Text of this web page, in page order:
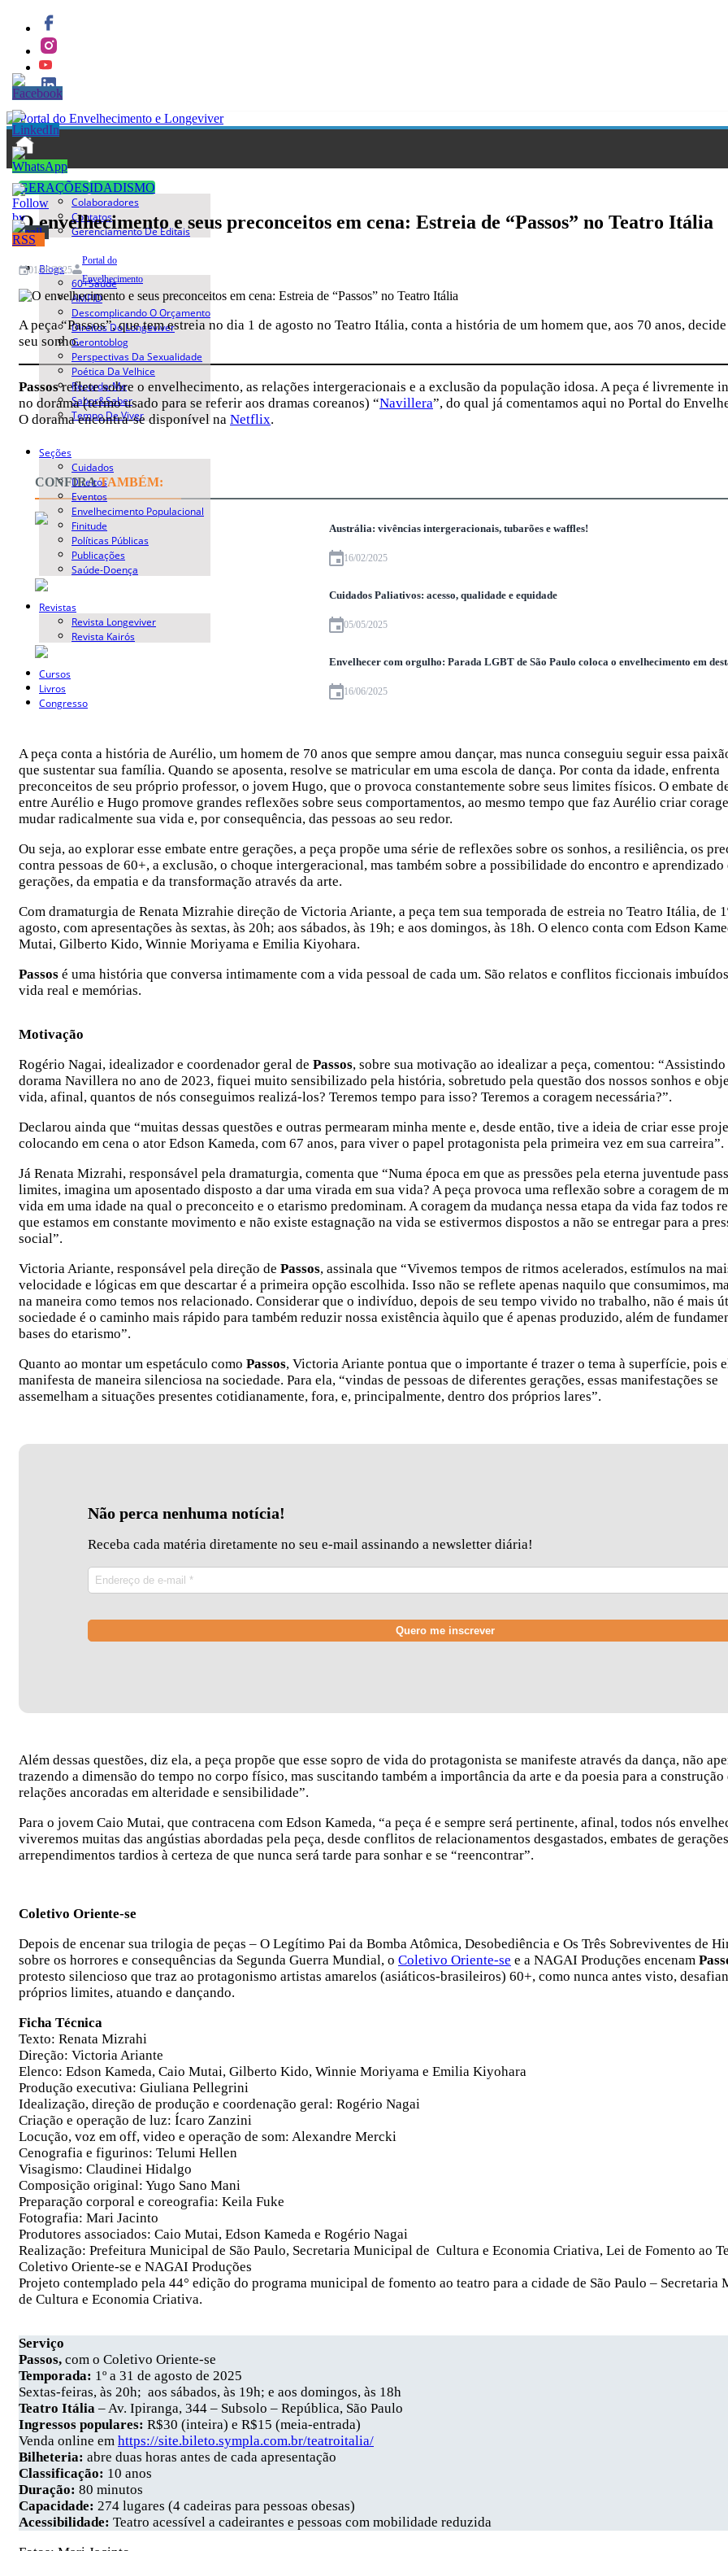
Quem Somos
Colaboradores
Contatos
Gerenciamento De Editais
Blogs
60+saúde
AMPID
Descomplicando O Orçamento
Direitos Do Longeviver
Gerontoblog
Perspectivas Da Sexualidade
Poética Da Velhice
Recorda-Me
Sabor&Saber
Tempo De Viver
Seções
Cuidados
Direitos
Eventos
Envelhecimento Populacional
Finitude
Políticas Públicas
Publicações
Saúde-Doença
Revistas
Revista Longeviver
Revista Kairós
Cursos
Livros
Congresso
GERAÇÕESIDADISMO
O envelhecimento e seus preconceitos em cena: Estreia de “Passos” no Teatro Itália
01/08/2025
Portal do
Envelhecimento
A peça “Passos”, que tem estreia no dia 1 de agosto no Teatro Itália, conta a história de um homem que, aos 70 anos,
seu sonho.
Passosreflete sobre o envelhecimento, as relações intergeracionais e a exclusão da população idosa. A peça é livremente
no dorama (termo usado para se referir aos dramas coreanos) “Navillera”, do qual já comentamos aqui no Portal do
O dorama encontra-se disponível na Netflix.
CONFIRATAMBÉM:
Austrália: vivências intergeracionais, tubarões e waffles!
16/02/2025
Cuidados Paliativos: acesso, qualidade e equidade
05/05/2025
Envelhecer com orgulho: Parada LGBT de São Paulo coloca o envelhecimento em
16/06/2025
A peça conta a história de Aurélio, um homem de 70 anos que sempre amou dançar, mas nunca conseguiu seguir essa
que sustentar sua família. Quando se aposenta, resolve se matricular em uma escola de dança. Por conta da idade, enfrenta
preconceitos de seu próprio professor, o jovem Hugo, que o provoca constantemente sobre seus limites físicos. O embate
entre Aurélio e Hugo promove grandes reflexões sobre seus comportamentos, ao mesmo tempo que faz Aurélio criar
mudar radicalmente sua vida e, por consequência, das pessoas ao seu redor.
Ou seja, ao explorar esse embate entre gerações, a peça propõe uma série de reflexões sobre os sonhos, a resiliência, os
contra pessoas de 60+, a exclusão, o choque intergeracional, mas também sobre a possibilidade do encontro e aprendizado
gerações, da empatia e da transformação através da arte.
Com dramaturgia de Renata Mizrahie direção de Victoria Ariante, a peça tem sua temporada de estreia no Teatro Itália, de
agosto, com apresentações às sextas, às 20h; aos sábados, às 19h; e aos domingos, às 18h. O elenco conta com Edson
Mutai, Gilberto Kido, Winnie Moriyama e Emilia Kiyohara.
Passos é uma história que conversa intimamente com a vida pessoal de cada um. São relatos e conflitos ficcionais
vida real e memórias.
Motivação
Rogério Nagai, idealizador e coordenador geral de Passos, sobre sua motivação ao idealizar a peça, comentou: “Assistindo
dorama Navillera no ano de 2023, fiquei muito sensibilizado pela história, sobretudo pela questão dos nossos sonhos e
vida, afinal, quantos de nós conseguimos realizá-los? Teremos tempo para isso? Teremos a coragem necessária?”.
Declarou ainda que “muitas dessas questões e outras permearam minha mente e, desde então, tive a ideia de criar esse
colocando em cena o ator Edson Kameda, com 67 anos, para viver o papel protagonista pela primeira vez em sua carreira”.
Já Renata Mizrahi, responsável pela dramaturgia, comenta que “Numa época em que as pressões pela eterna juventude
limites, imagina um aposentado disposto a dar uma virada em sua vida? A peça provoca uma reflexão sobre a coragem de
vida em uma idade na qual o preconceito e o etarismo predominam. A coragem da mudança nessa etapa da vida faz todos
que estamos em constante movimento e não existe estagnação na vida se estivermos dispostos a não se entregar para a
social”.
Victoria Ariante, responsável pela direção de Passos, assinala que “Vivemos tempos de ritmos acelerados, estímulos na
velocidade e lógicas em que descartar é a primeira opção escolhida. Isso não se reflete apenas naquilo que consumimos,
na maneira como temos nos relacionado. Considerar que o indivíduo, depois de seu tempo vivido no trabalho, não é mais
sociedade é o caminho mais rápido para também reduzir nossa existência àquilo que é apenas produzido, além de
bases do etarismo”.
Quanto ao montar um espetáculo como Passos, Victoria Ariante pontua que o importante é trazer o tema à superfície, pois
manifesta de maneira silenciosa na sociedade. Para ela, “vindas de pessoas de diferentes gerações, essas manifestações se
assemelham a situações presentes cotidianamente, fora, e, principalmente, dentro dos próprios lares”.
Não perca nenhuma notícia!
Receba cada matéria diretamente no seu e-mail assinando a newsletter diária!
Além dessas questões, diz ela, a peça propõe que esse sopro de vida do protagonista se manifeste através da dança, não
trazendo a dimensão do tempo no corpo físico, mas suscitando também a importância da arte e da poesia para a construção
relações ancoradas em alteridade e sensibilidade”.
Para o jovem Caio Mutai, que contracena com Edson Kameda, “a peça é e sempre será pertinente, afinal, todos nós
viveremos muitas das angústias abordadas pela peça, desde conflitos de relacionamentos desgastados, embates de
arrependimentos tardios à certeza de que nunca será tarde para sonhar e se “reencontrar”.
Coletivo Oriente-se
Depois de encenar sua trilogia de peças – O Legítimo Pai da Bomba Atômica, Desobediência e Os Três Sobreviventes de
sobre os horrores e consequências da Segunda Guerra Mundial, o Coletivo Oriente-se e a NAGAI Produções encenam
protesto silencioso que traz ao protagonismo artistas amarelos (asiáticos-brasileiros) 60+, como nunca antes visto,
próprios limites, atuando e dançando.
Ficha Técnica
Texto: Renata Mizrahi
Direção: Victoria Ariante
Elenco: Edson Kameda, Caio Mutai, Gilberto Kido, Winnie Moriyama e Emilia Kiyohara
Produção executiva: Giuliana Pellegrini
Idealização, direção de produção e coordenação geral: Rogério Nagai
Criação e operação de luz: Ícaro Zanzini
Locução, voz em off, video e operação de som: Alexandre Mercki
Cenografia e figurinos: Telumi Hellen
Visagismo: Claudinei Hidalgo
Composição original: Yugo Sano Mani
Preparação corporal e coreografia: Keila Fuke
Fotografia: Mari Jacinto
Produtores associados: Caio Mutai, Edson Kameda e Rogério Nagai
Realização: Prefeitura Municipal de São Paulo, Secretaria Municipal de Cultura e Economia Criativa, Lei de Fomento ao
Coletivo Oriente-se e NAGAI Produções
Projeto contemplado pela 44° edição do programa municipal de fomento ao teatro para a cidade de São Paulo – Secretaria
de Cultura e Economia Criativa.
Serviço
Passos, com o Coletivo Oriente-se
Temporada: 1º a 31 de agosto de 2025
Sextas-feiras, às 20h; aos sábados, às 19h; e aos domingos, às 18h
Teatro Itália – Av. Ipiranga, 344 – Subsolo – República, São Paulo
Ingressos populares: R$30 (inteira) e R$15 (meia-entrada)
Venda online em https://site.bileto.sympla.com.br/teatroitalia/
Bilheteria: abre duas horas antes de cada apresentação
Classificação: 10 anos
Duração: 80 minutos
Capacidade: 274 lugares (4 cadeiras para pessoas obesas)
Acessibilidade: Teatro acessível a cadeirantes e pessoas com mobilidade reduzida